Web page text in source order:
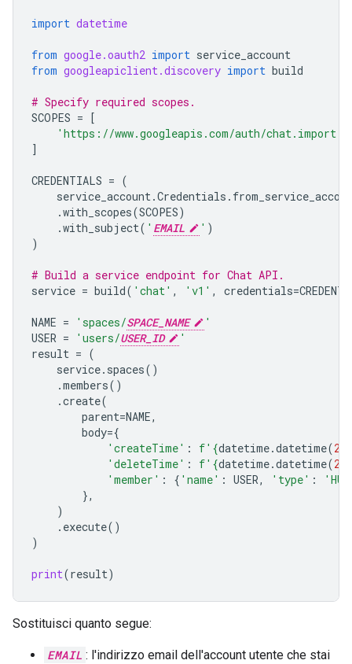
import datetime
from google.oauth2 import service_account
from googleapiclient.discovery import build
# Specify required scopes.
SCOPES = [
'https://www.googleapis.com/auth/chat.import'
]
CREDENTIALS = (
service_account.Credentials .
.with_scopes(SCOPES)
.with_subject( ' EMAIL ' )
)
# Build a service endpoint for Chat API.
service = build( 'chat' , 'v1' , credentials=
NAME = 'spaces/SPACE_NAME
'
USER = 'users/USER_ID
'
result = (
service. spaces()
.members()
.create(
parent=NAME,
body={
'createTime' : f' {datetime.datetime(
'deleteTime' : f' {datetime.datetime(
'member' : { 'name' : USER, 'type' :
},
)
. execute()
)
print(result)
Sostituisci quanto segue:
EMAIL : l'indirizzo email dell'account utente che stai